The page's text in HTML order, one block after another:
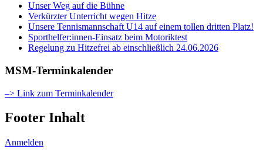
Unser Weg auf die Bühne
Verkürzter Unterricht wegen Hitze
Unsere Tennismannschaft U14 auf einem tollen dritten Platz!
Sporthelfer:innen-Einsatz beim Motoriktest
Regelung zu Hitzefrei ab einschließlich 24.06.2026
MSM-Terminkalender
–> Link zum Terminkalender
Footer Inhalt
Anmelden